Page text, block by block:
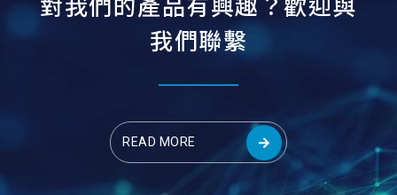
對我們 的產品有興趣 ？歡迎與
我們 聯繫
READ MORE